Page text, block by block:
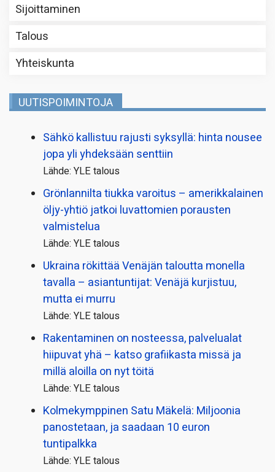
Sijoittaminen
Talous
Yhteiskunta
UUTISPOIMINTOJA
Sähkö kallistuu rajusti syksyllä: hinta nousee
jopa yli yhdeksään senttiin
Lähde: YLE talous
Grönlannilta tiukka varoitus – amerikkalainen
öljy-yhtiö jatkoi luvattomien porausten
valmistelua
Lähde: YLE talous
Ukraina rökittää Venäjän taloutta monella
tavalla – asiantuntijat: Venäjä kurjistuu,
mutta ei murru
Lähde: YLE talous
Rakentaminen on nosteessa, palvelualat
hiipuvat yhä – katso grafiikasta missä ja
millä aloilla on nyt töitä
Lähde: YLE talous
Kolmekymppinen Satu Mäkelä: Miljoonia
panostetaan, ja saadaan 10 euron
tuntipalkka
Lähde: YLE talous